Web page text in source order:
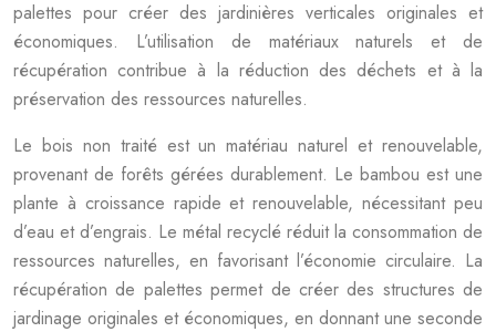
palettes pour créer des jardinières verticales originales et
économiques. L’utilisation de matériaux naturels et de
récupération contribue à la réduction des déchets et à la
préservation des ressources naturelles.
Le bois non traité est un matériau naturel et renouvelable,
provenant de forêts gérées durablement. Le bambou est une
plante à croissance rapide et renouvelable, nécessitant peu
d’eau et d’engrais. Le métal recyclé réduit la consommation de
ressources naturelles, en favorisant l’économie circulaire. La
récupération de palettes permet de créer des structures de
jardinage originales et économiques, en donnant une seconde